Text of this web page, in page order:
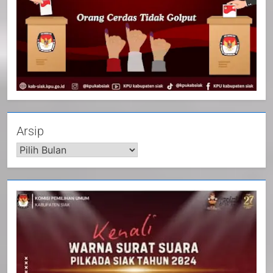
Arsip
Selamat Hari Kebangkitan
Nasional
IKLAN
Iklan Pemerintah Kabupaten Siak
IKLAN
22
NORMAN SILITONGA CALEG
DPRD PROVINSI DKI JAKARTA
IKLAN